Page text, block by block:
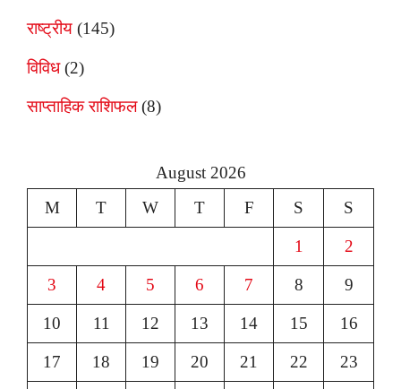
राष्ट्रीय (145)
विविध(2)
साप्ताहिक राशिफल(8)
August 2026
M
T W T F S S
1 2
3 4 5 6 7 8 9
10 11 12 13 14 15 16
17 18 19 20 21 22 23